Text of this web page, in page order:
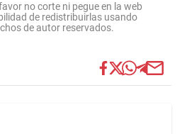
no corte ni pegue en la web
de redistribuirlas usando
de autor reservados.